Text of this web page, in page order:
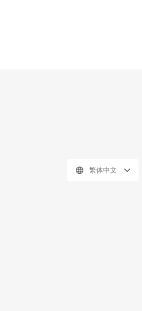
繁体中文